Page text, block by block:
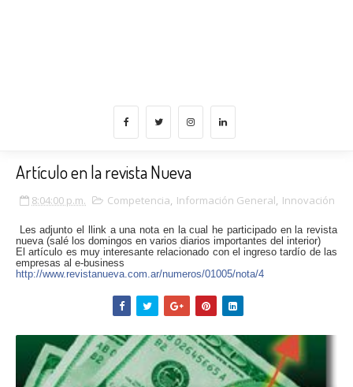
Artículo en la revista Nueva
8:04:00 p.m. Competencia, Información General, Innovación
Les adjunto el llink a una nota en la cual he participado en la revista
nueva (salé los domingos en varios diarios importantes del interior)
El artículo es muy interesante relacionado con el ingreso tardío de las
empresas al e-business
http://www.revistanueva.com.ar/numeros/01005/nota/4